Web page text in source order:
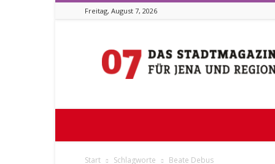
Freitag, August 7, 2026
07
Start Schlagworte Beate Debus